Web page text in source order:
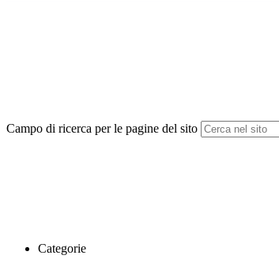
Campo di ricerca per le pagine del sito
Categorie